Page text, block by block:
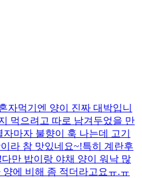
자먹기엔 양이 진짜 대박입니
먹으려고 따로 남겨두었을 만
마자 불향이 훅 나는데 고기
라 참 맛있네요~!특히 계란후
만 밥이랑 야채 양이 워낙 많
에 비해 좀 적더라고요ㅠ.ㅠ